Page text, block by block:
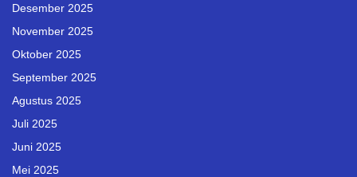
Desember 2025
November 2025
Oktober 2025
September 2025
Agustus 2025
Juli 2025
Juni 2025
Mei 2025